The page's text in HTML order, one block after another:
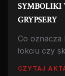
SYMBOLIKI
GRYPSERY
Co oznacza
łokciu czy
CZYTAJ